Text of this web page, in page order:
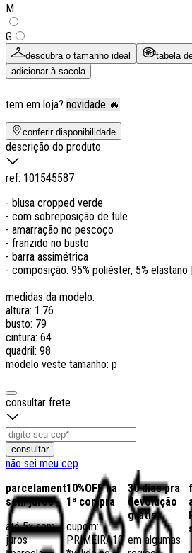
M
G
descubra o tamanho ideal
tabela
adicionar à sacola
tem em loja? novidade 🔥
conferir disponibilidade
descrição do produto
ref: 101545587
- blusa cropped verde
- com sobreposição de tule
- amarração no pescoço
- franzido no busto
- barra assimétrica
- composição: 95% poliéster, 5%
medidas da modelo:
altura: 1.76
busto: 79
cintura: 64
quadril: 98
modelo veste tamanho: p
consultar frete
consultar
não sei meu cep
parcelamento
sem juros
até 5x sem
juros
10%OFF na
1ª compra
cupom:
PRIMEIRA10
30 dias pra
devolução
grátis
em algumas